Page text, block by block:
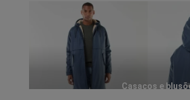
Casacos e